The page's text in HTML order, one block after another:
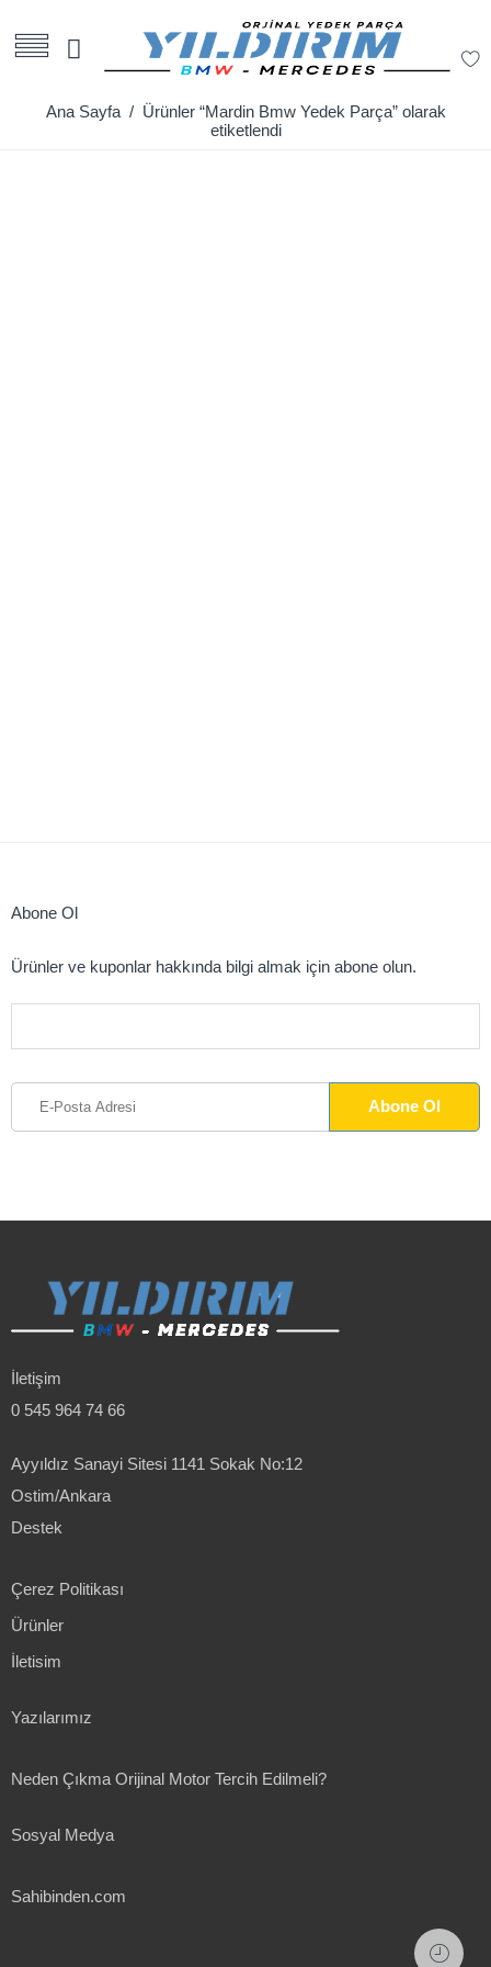
Ana Sayfa/ Ürünler “Mardin Bmw Yedek Parça” olarak
etiketlendi
Abone Ol
Ürünler ve kuponlar hakkında bilgi almak için abone olun.
İletişim
0 545 964 74 66
Ayyıldız Sanayi Sitesi 1141 Sokak No:12
Ostim/Ankara
Destek
Çerez Politikası
Ürünler
İletisim
Yazılarımız
Neden Çıkma Orijinal Motor Tercih Edilmeli?
Sosyal Medya
Sahibinden.com